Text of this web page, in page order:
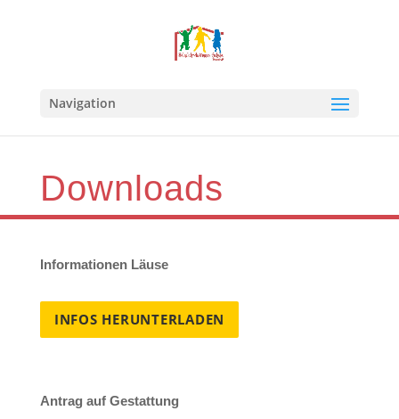
Navigation
Downloads
Informationen Läuse
INFOS HERUNTERLADEN
Antrag auf Gestattung